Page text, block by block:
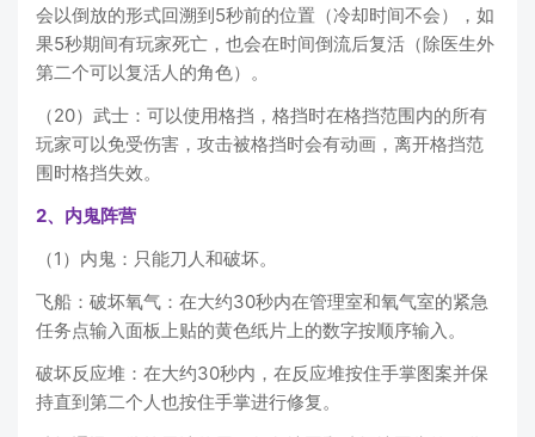
会以倒放的形式回溯到5秒前的位置（冷却时间不会），如
果5秒期间有玩家死亡，也会在时间倒流后复活（除医生外
第二个可以复活人的角色）。
（20）武士：可以使用格挡，格挡时在格挡范围内的所有
玩家可以免受伤害，攻击被格挡时会有动画，离开格挡范
围时格挡失效。
2、内鬼阵营
（1）内鬼：只能刀人和破坏。
飞船：破坏氧气：在大约30秒内在管理室和氧气室的紧急
任务点输入面板上贴的黄色纸片上的数字按顺序输入。
破坏反应堆：在大约30秒内，在反应堆按住手掌图案并保
持直到第二个人也按住手掌进行修复。